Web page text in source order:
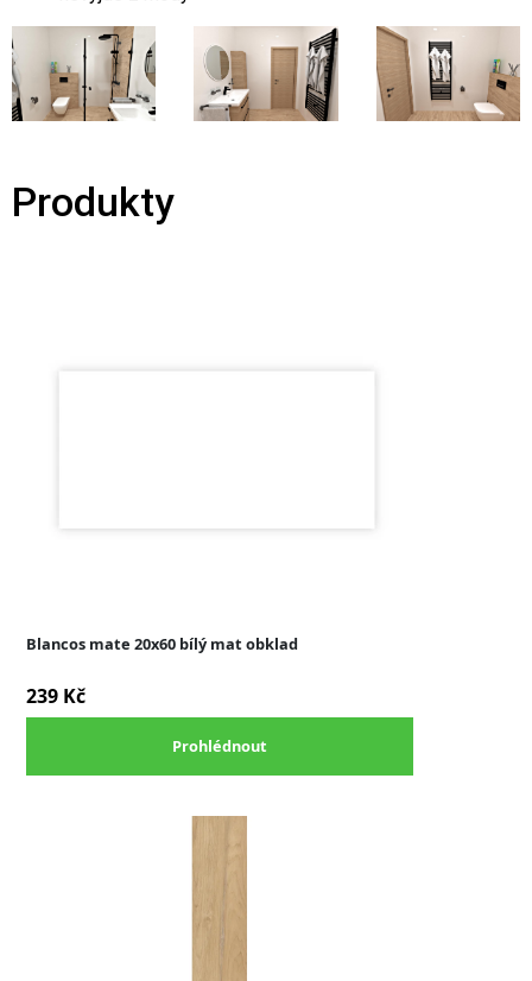
Produkty